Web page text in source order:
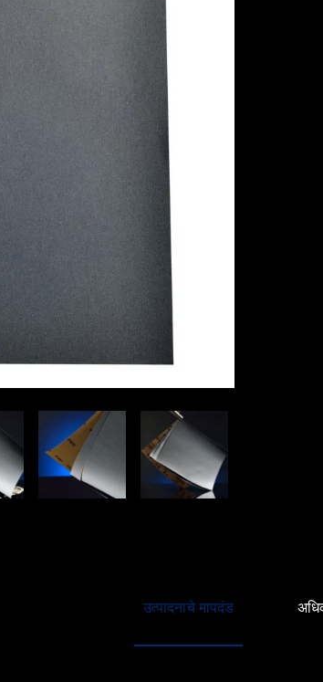
उत्पादनाचे मापदंड